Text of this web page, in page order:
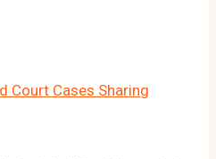
Court Cases Sharing